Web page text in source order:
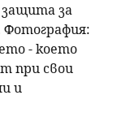
защита за
Фотография:
- което
при свои
и